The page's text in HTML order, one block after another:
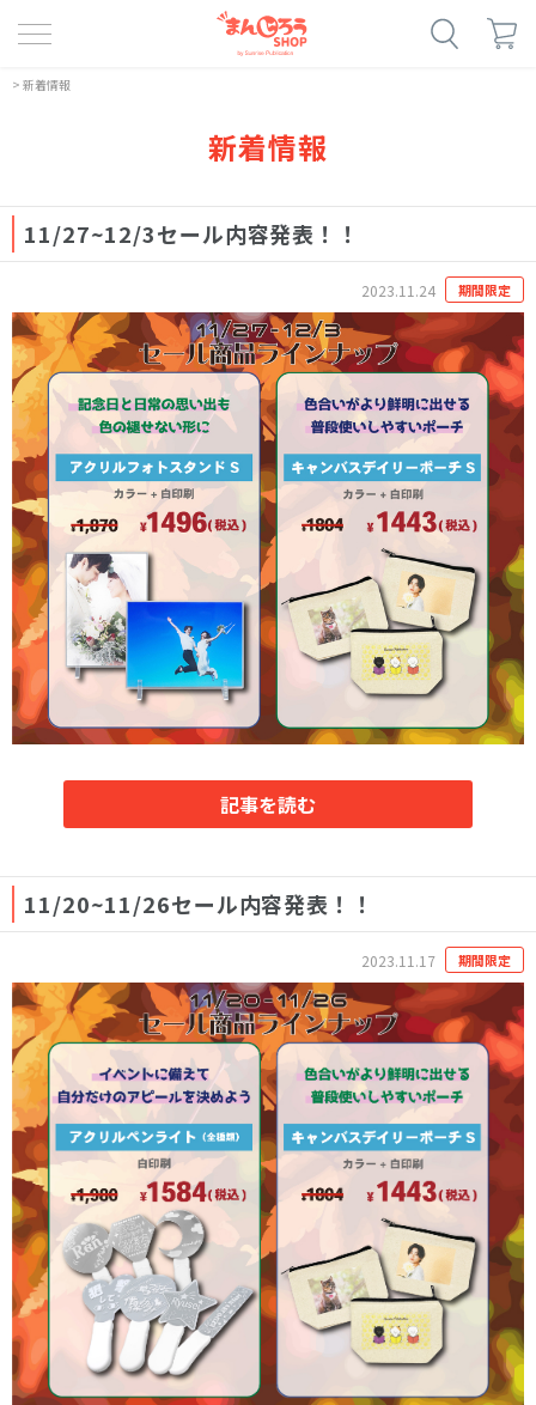
> 新着情報
新着情報
記事を読む
11/27~12/3セール内容発表！！
2023.11.24 期間限定
11/20~11/26セール内容発表！！
2023.11.17 期間限定